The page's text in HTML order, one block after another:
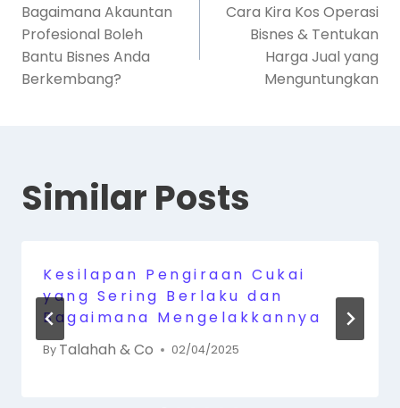
Bagaimana Akauntan
Profesional Boleh
Bantu Bisnes Anda
Berkembang?
Cara Kira Kos Operasi
Bisnes & Tentukan
Harga Jual yang
Menguntungkan
Similar Posts
Kesilapan Pengiraan Cukai
yang Sering Berlaku dan
Bagaimana Mengelakkannya
By Talahah & Co 02/04/2025